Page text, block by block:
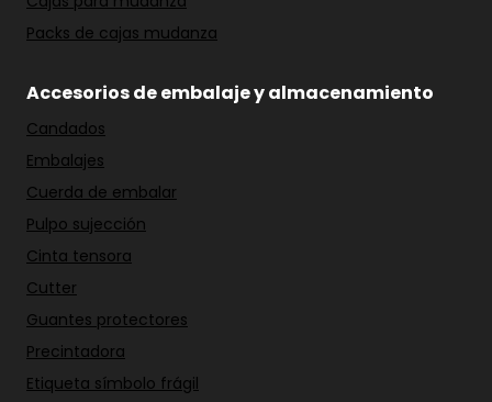
Packs de cajas mudanza
Accesorios de embalaje y almacenamiento
Candados
Embalajes
Cuerda de embalar
Pulpo sujección
Cinta tensora
Cutter
Guantes protectores
Precintadora
Etiqueta símbolo frágil